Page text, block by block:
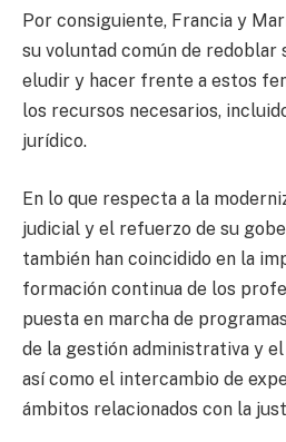
Por consiguiente, Francia y
su voluntad común de redoblar
eludir y hacer frente a estos
los recursos necesarios,
jurídico.
En lo que respecta a la
judicial y el refuerzo de su
también han coincidido en la
formación continua de los
puesta en marcha de
de la gestión administrativa y
así como el intercambio de
ámbitos relacionados con la